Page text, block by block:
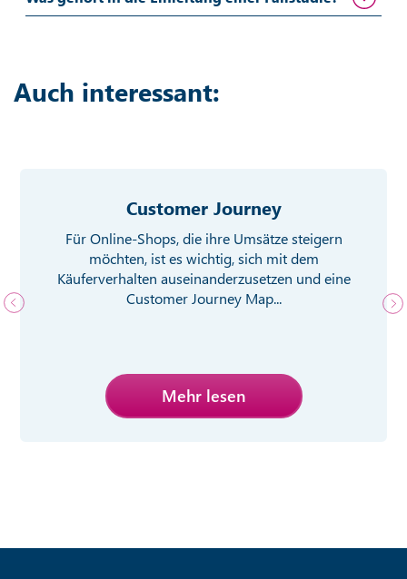
Auch interessant:
Customer Journey
Für Online-Shops, die ihre Umsätze steigern
möchten, ist es wichtig, sich mit dem
Käuferverhalten auseinanderzusetzen und eine
Customer Journey Map...
Mehr lesen